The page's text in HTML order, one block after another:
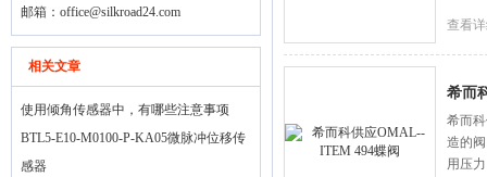
邮箱： office@silkroad24.com
相关文章
使用倾角传感器中，有哪些注意事项
BTL5-E10-M0100-P-KA05微脉冲位移传
感器
查看
希而
希而
造的
用压